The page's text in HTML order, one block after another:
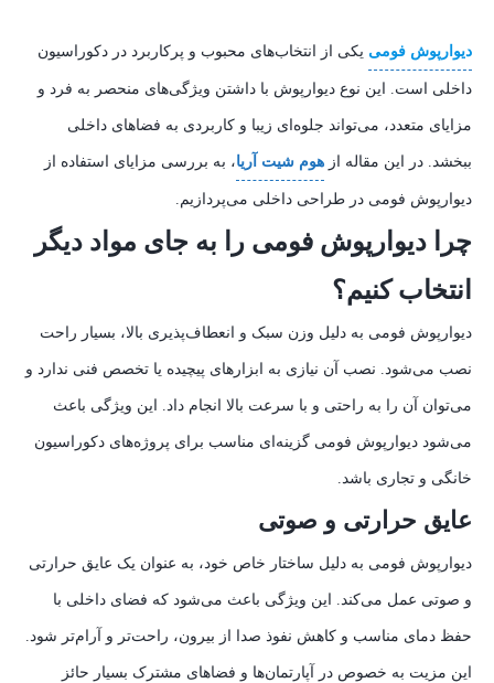
دیوارپوش فومی یکی از انتخاب‌های محبوب و پرکاربرد در دکوراسیون
داخلی است. این نوع دیوارپوش با داشتن ویژگی‌های منحصر به فرد و
مزایای متعدد، می‌تواند جلوه‌ای زیبا و کاربردی به فضاهای داخلی
ببخشد. در این مقاله از هوم شیت آریا، به بررسی مزایای استفاده از
دیوارپوش فومی در طراحی داخلی می‌پردازیم.
چرا دیوارپوش فومی را به جای مواد دیگر
انتخاب کنیم؟
دیوارپوش فومی به دلیل وزن سبک و انعطاف‌پذیری بالا، بسیار راحت
نصب می‌شود. نصب آن نیازی به ابزارهای پیچیده یا تخصص فنی ندارد و
می‌توان آن را به راحتی و با سرعت بالا انجام داد. این ویژگی باعث
می‌شود دیوارپوش فومی گزینه‌ای مناسب برای پروژه‌های دکوراسیون
خانگی و تجاری باشد.
عایق حرارتی و صوتی
دیوارپوش فومی به دلیل ساختار خاص خود، به عنوان یک عایق حرارتی
و صوتی عمل می‌کند. این ویژگی باعث می‌شود که فضای داخلی با
حفظ دمای مناسب و کاهش نفوذ صدا از بیرون، راحت‌تر و آرام‌تر شود.
این مزیت به خصوص در آپارتمان‌ها و فضاهای مشترک بسیار حائز